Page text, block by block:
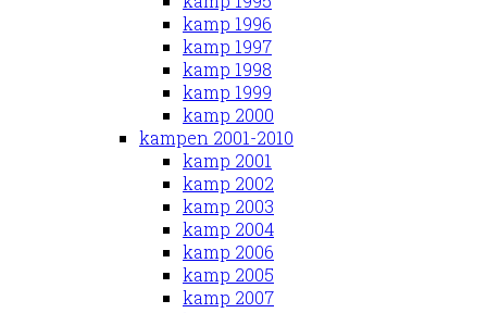
kamp 1996
kamp 1997
kamp 1998
kamp 1999
kamp 2000
kampen 2001-2010
kamp 2001
kamp 2002
kamp 2003
kamp 2004
kamp 2006
kamp 2005
kamp 2007